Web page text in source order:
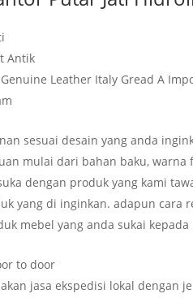
Antik
Leather Italy Gread A
sesuai desain yang anda
mulai dari bahan baku,
dengan produk yang kami
yang di inginkan. adapun cara
mebel yang anda sukai
to door
jasa ekspedisi lokal